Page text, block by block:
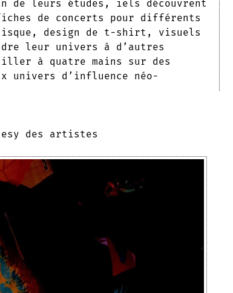
de leurs études, iels découvrent
de concerts pour différents
design de t-shirt, visuels
leur univers à d’autres
à quatre mains sur des
univers d’influence néo-
des artistes